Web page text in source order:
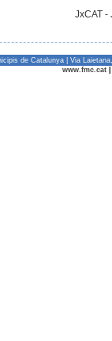
JxCAT -
de Catalunya | Via
www.fmc.cat